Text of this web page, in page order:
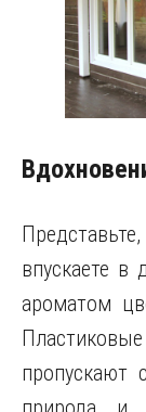
впускаете в
ароматом
пропускают